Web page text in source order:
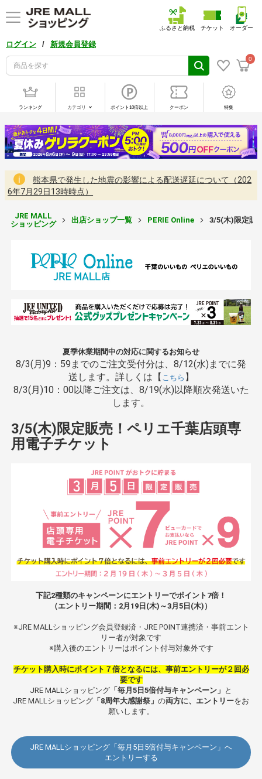
ログイン / 新規会員登録
0
ふるさと納税 チケット オーダー
ランキング カテゴリ ポイント10倍以上 クーポン 特集
熊本県で発生した地震の影響による配送遅延について（202
6年7月29日13時時点）
JRE MALL
ショッピング
出店ショップ一覧 PERIE Online 3/5(木)限定販
夏季休業期間中の対応に関するお知らせ
8/3(月)9：59までのご注文受付分は、8/12(水)までに発
送します。詳しくは【 こちら 】
8/3(月)10：00以降ご注文は、8/19(水)以降順次発送いた
します。
3/5(木)限定販売！ペリエ千葉店頭専
用電子チケット
下記2種類のキャンペーンにエントリーでポイント7倍！
（エントリー期間：2月19日(木)～3月5日(木)）
※JRE MALLショッピング会員登録済・JRE POINT連携済・事前エント
リー者が対象です
※購入後のエントリーはポイント付与対象外です
チケット購入時にポイント７倍となるには、事前エントリーが２回必
要です
JRE MALLショッピング 「毎月5日5倍付与キャンペーン」 と
JRE MALLショッピング 「8周年大感謝祭」 の両方に、エントリーをお
願いします。
JRE MALLショッピング「毎月5日5倍付与キャンペーン」へ
エントリーする